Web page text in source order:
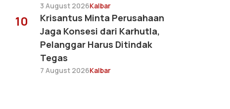
3 August 2026Kalbar
10
Krisantus Minta Perusahaan
Jaga Konsesi dari Karhutla,
Pelanggar Harus Ditindak
Tegas
7 August 2026Kalbar